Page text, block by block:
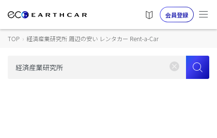
会員登録
TOP › 経済産業研究所 周辺の安い レンタカー Rent-a-Car